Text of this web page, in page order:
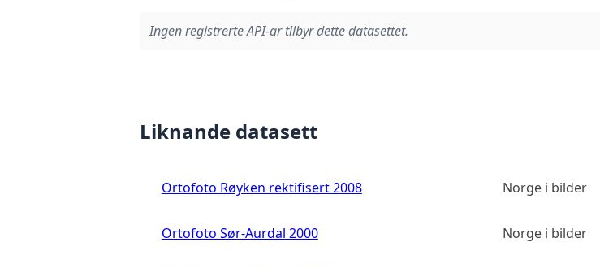
Ingen registrerte API-ar tilbyr dette datasettet.
Liknande datasett
Ortofoto Røyken rektifisert 2008 Norge i bilder
Ortofoto Sør-Aurdal 2000 Norge i bilder